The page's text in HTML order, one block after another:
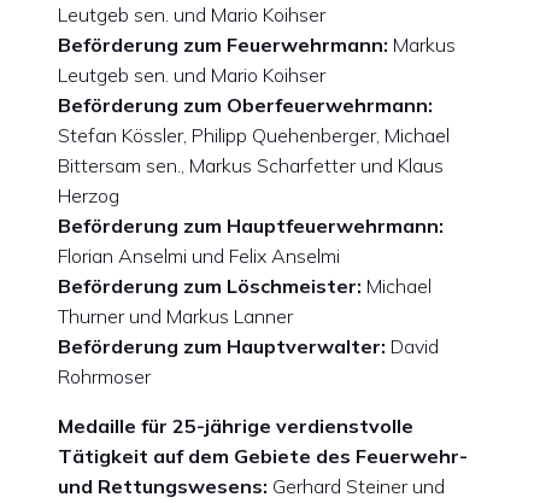
Leutgeb sen. und Mario Koihser
Beförderung zum Feuerwehrmann: Markus
Leutgeb sen. und Mario Koihser
Beförderung zum Oberfeuerwehrmann:
Stefan Kössler, Philipp Quehenberger, Michael
Bittersam sen., Markus Scharfetter und Klaus
Herzog
Beförderung zum Hauptfeuerwehrmann:
Florian Anselmi und Felix Anselmi
Beförderung zum Löschmeister: Michael
Thurner und Markus Lanner
Beförderung zum Hauptverwalter: David
Rohrmoser
Medaille für 25-jährige verdienstvolle
Tätigkeit auf dem Gebiete des Feuerwehr-
und Rettungswesens: Gerhard Steiner und